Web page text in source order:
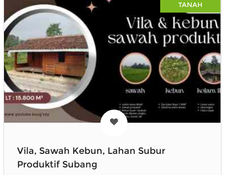
TANAH
Vila, Sawah Kebun, Lahan Subur
Produktif Subang